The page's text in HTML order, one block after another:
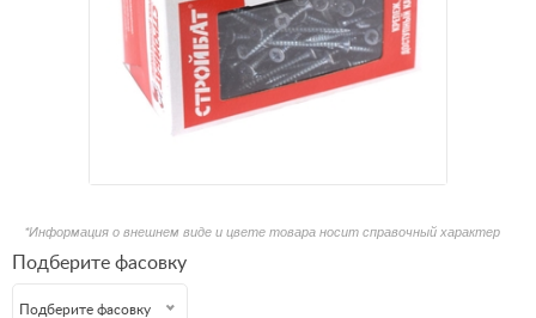
*Информация о внешнем виде и цвете товара носит справочный характер
Подберите фасовку
Подберите фасовку